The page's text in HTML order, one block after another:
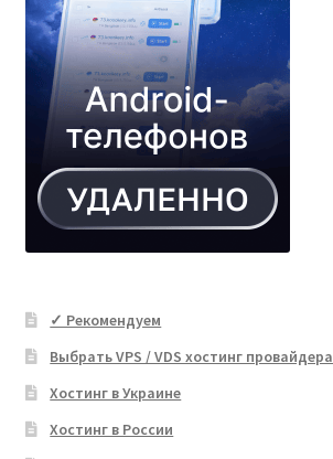
✓ Рекомендуем
Выбрать VPS / VDS хостинг провайдера
Хостинг в Украине
Хостинг в России